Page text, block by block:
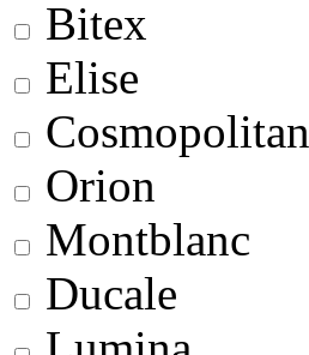
Bitex
Elise
Cosmopolitan
Orion
Montblanc
Ducale